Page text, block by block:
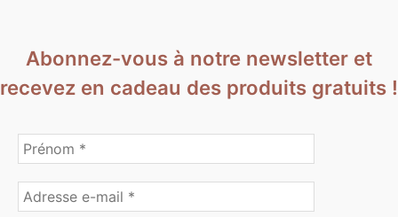
Abonnez-vous à notre newsletter et
recevez en cadeau des produits gratuits !